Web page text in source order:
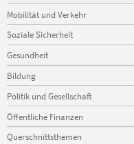
Mobilität und Verkehr
Soziale Sicherheit
Gesundheit
Bildung
Politik und Gesellschaft
Öffentliche Finanzen
Querschnittsthemen